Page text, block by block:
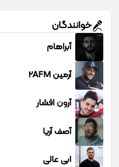
خوانندگان
آبراهام
آرمین 2AFM
آرون افشار
آصف آریا
ابی عالی